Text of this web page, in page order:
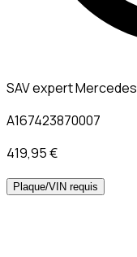
SAV expert Mercedes
A167423870007
419,95 €
Plaque/VIN requis